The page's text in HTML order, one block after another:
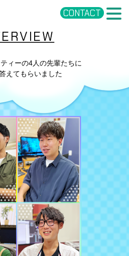
CONTACT
ィーの4人の先輩たちに
えてもらいました